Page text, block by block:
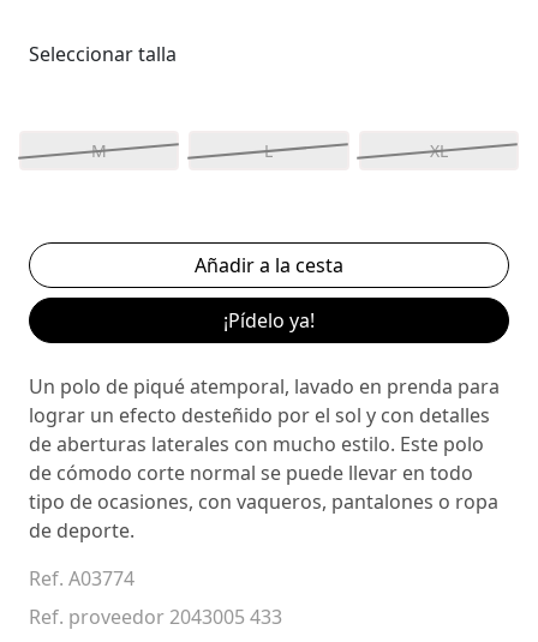
Seleccionar talla
M L XL
¡Pídelo ya!
Un polo de piqué atemporal, lavado en prenda para
lograr un efecto desteñido por el sol y con detalles
de aberturas laterales con mucho estilo. Este polo
de cómodo corte normal se puede llevar en todo
tipo de ocasiones, con vaqueros, pantalones o ropa
de deporte.
Ref. A03774
Ref. proveedor 2043005 433